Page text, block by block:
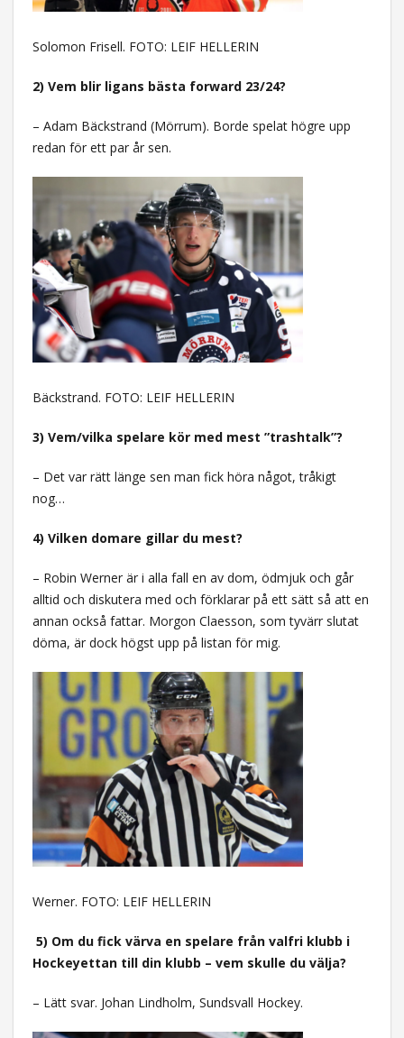
Solomon Frisell. FOTO: LEIF HELLERIN
2) Vem blir ligans bästa forward 23/24?
– Adam Bäckstrand (Mörrum). Borde spelat högre upp
redan för ett par år sen.
Bäckstrand. FOTO: LEIF HELLERIN
3) Vem/vilka spelare kör med mest ”trashtalk”?
– Det var rätt länge sen man fick höra något, tråkigt
nog…
4) Vilken domare gillar du mest?
– Robin Werner är i alla fall en av dom, ödmjuk och går
alltid och diskutera med och förklarar på ett sätt så att en
annan också fattar. Morgon Claesson, som tyvärr slutat
döma, är dock högst upp på listan för mig.
Werner. FOTO: LEIF HELLERIN
5) Om du fick värva en spelare från valfri klubb i
Hockeyettan till din klubb – vem skulle du välja?
– Lätt svar. Johan Lindholm, Sundsvall Hockey.